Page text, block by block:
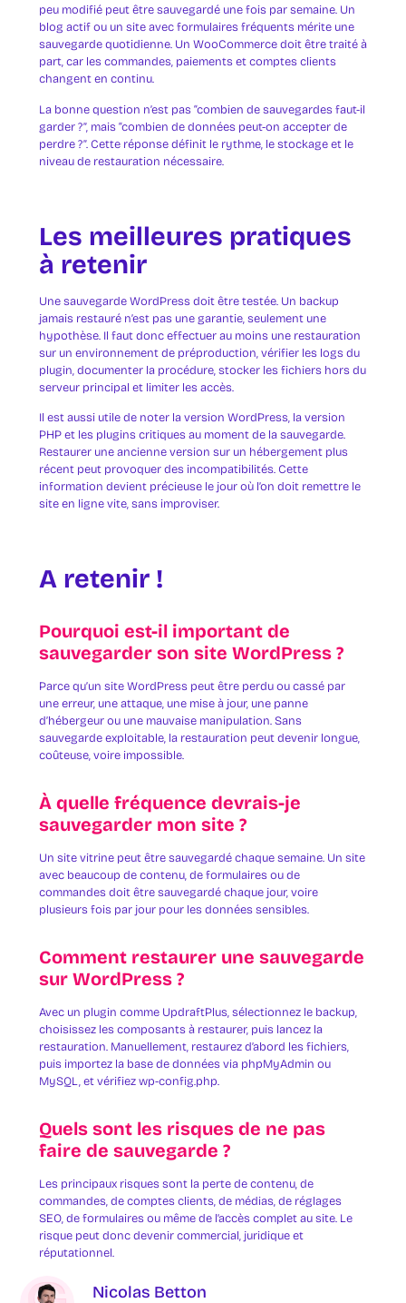
peu modifié peut être sauvegardé une fois par semaine. Un
blog actif ou un site avec formulaires fréquents mérite une
sauvegarde quotidienne. Un WooCommerce doit être traité à
part, car les commandes, paiements et comptes clients
changent en continu.
La bonne question n’est pas “combien de sauvegardes faut-il
garder ?”, mais “combien de données peut-on accepter de
perdre ?”. Cette réponse définit le rythme, le stockage et le
niveau de restauration nécessaire.
Les meilleures pratiques
à retenir
Une sauvegarde WordPress doit être testée. Un backup
jamais restauré n’est pas une garantie, seulement une
hypothèse. Il faut donc effectuer au moins une restauration
sur un environnement de préproduction, vérifier les logs du
plugin, documenter la procédure, stocker les fichiers hors du
serveur principal et limiter les accès.
Il est aussi utile de noter la version WordPress, la version
PHP et les plugins critiques au moment de la sauvegarde.
Restaurer une ancienne version sur un hébergement plus
récent peut provoquer des incompatibilités. Cette
information devient précieuse le jour où l’on doit remettre le
site en ligne vite, sans improviser.
A retenir !
Pourquoi est-il important de
sauvegarder son site WordPress ?
Parce qu’un site WordPress peut être perdu ou cassé par
une erreur, une attaque, une mise à jour, une panne
d’hébergeur ou une mauvaise manipulation. Sans
sauvegarde exploitable, la restauration peut devenir longue,
coûteuse, voire impossible.
À quelle fréquence devrais-je
sauvegarder mon site ?
Un site vitrine peut être sauvegardé chaque semaine. Un site
avec beaucoup de contenu, de formulaires ou de
commandes doit être sauvegardé chaque jour, voire
plusieurs fois par jour pour les données sensibles.
Comment restaurer une sauvegarde
sur WordPress ?
Avec un plugin comme UpdraftPlus, sélectionnez le backup,
choisissez les composants à restaurer, puis lancez la
restauration. Manuellement, restaurez d’abord les fichiers,
puis importez la base de données via phpMyAdmin ou
MySQL, et vérifiez wp-config.php.
Quels sont les risques de ne pas
faire de sauvegarde ?
Les principaux risques sont la perte de contenu, de
commandes, de comptes clients, de médias, de réglages
SEO, de formulaires ou même de l’accès complet au site. Le
risque peut donc devenir commercial, juridique et
réputationnel.
Nicolas Betton